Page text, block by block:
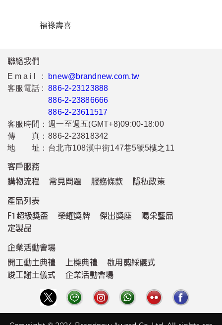
福祿壽喜
聯絡我們
Email :
bnew@brandnew.com.tw
客服電話 : 886-2-23123888
886-2-23886666
886-2-23611517
客服時間： 週一至週五(GMT+8)09:00-18:00
傳 真： 886-2-23818342
地 址： 台北市108漢中街147巷5號5樓之11
客戶服務
購物流程
常見問題 服務條款 隱私政策
產品列表
F1超級獎盃
榮耀獎牌 傑出獎座
喝采藝品
定製品
企業活動會場
開工動土典禮
上樑典禮
啟用剪綵儀式
竣工謝土儀式
企業活動會場